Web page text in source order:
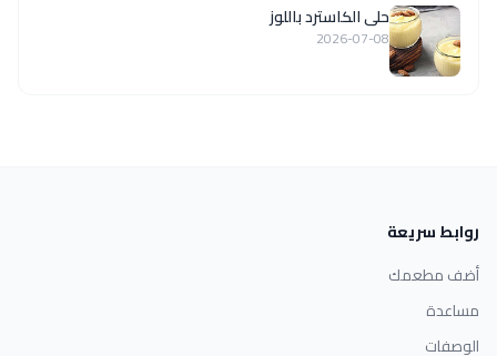
حلى الكاسترد باللوز
2026-07-08
روابط سريعة
أضف مطعمك
مساعدة
الوصفات